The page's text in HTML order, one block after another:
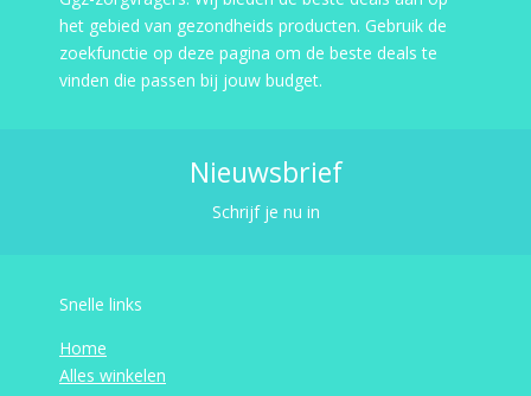
het gebied van gezondheids producten. Gebruik de
zoekfunctie op deze pagina om de beste deals te
vinden die passen bij jouw budget.
Nieuwsbrief
Schrijf je nu in
Snelle links
Home
Alles winkelen